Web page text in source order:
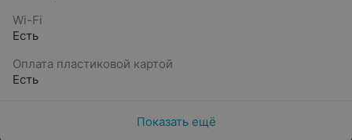
Wi-Fi
Есть
Оплата пластиковой картой
Есть
Показать ещё